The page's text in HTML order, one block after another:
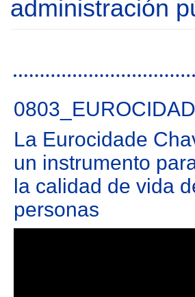
administración
La Eurocidade
un instrumento
la calidad de vida
personas